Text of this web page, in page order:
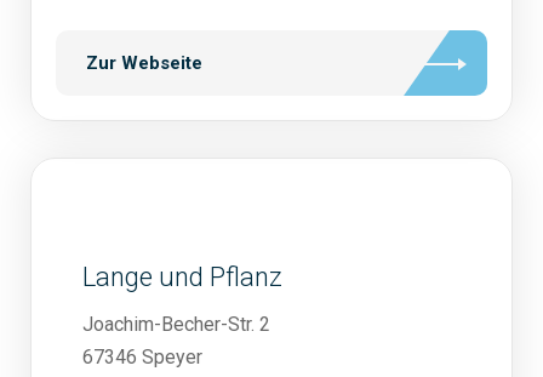
Zur Webseite
Lange und Pflanz
Joachim-Becher-Str. 2
67346 Speyer